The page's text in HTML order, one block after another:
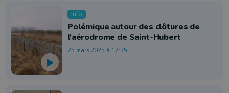
Info
Polémique autour des clôtures de
l'aérodrome de Saint-Hubert
25 mars 2025 à 17:35